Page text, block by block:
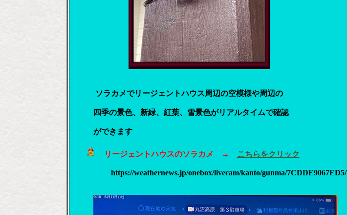
ソラカメでリージェントハウス周辺の空模様や周辺の
四季の景色、新緑、紅葉、雪景色がリアルタイムで確認
ができます
リージェントハウスのソラカメ → こちらをクリック
https://weathernews.jp/onebox/livecam/kanto/gunma/7CDDE9067ED5/